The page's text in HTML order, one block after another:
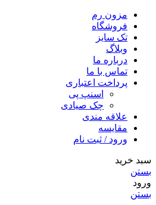
مزون رم
فروشگاه
تک سایز
وبلاگ
درباره ما
تماس با ما
پرداخت اعتباری
اسنپ پی
چک صیادی
علاقه مندی
مقايسه
ورود / ثبت نام
سبد خرید
بستن
ورود
بستن